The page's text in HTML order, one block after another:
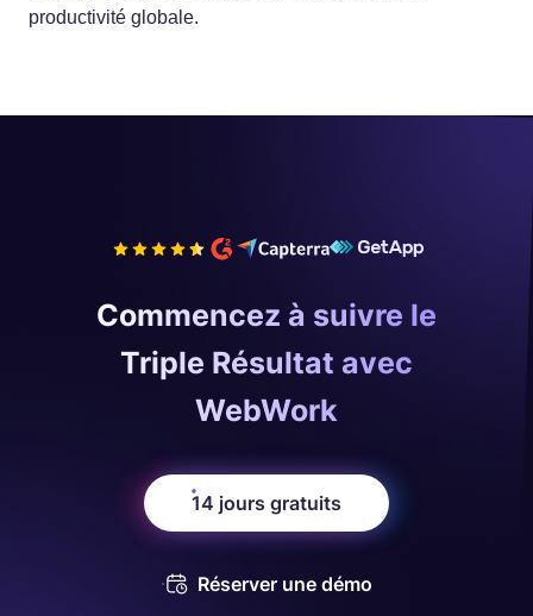
productivité globale.
Commencez à suivre le
Triple Résultat avec
WebWork
14 jours gratuits
Réserver une démo